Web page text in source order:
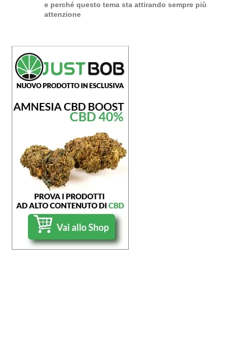
e perché questo tema sta attirando sempre più
attenzione